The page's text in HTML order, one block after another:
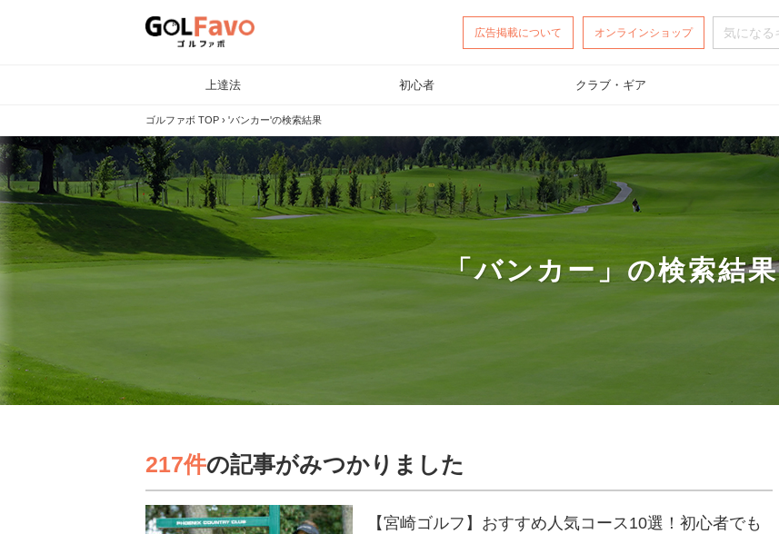
広告掲載について オンラインショップ
上達法 初心者 クラブ・ギア
ゴルファボ TOP › 'バンカー'の検索結果
「バンカー」の検索結果
217件の記事がみつかりました
【宮崎ゴルフ】おすすめ人気コース10選！初心者でも